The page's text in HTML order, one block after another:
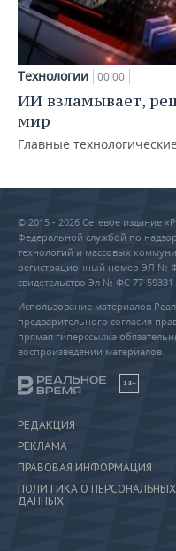
Технологии 00:00
ИИ взламывает,
мир
Главные
© 2015 - 2026 Сетевое издание
Федеральной службой по
технологий и массовых
регистрационный номер ЭЛ №
свидетельство Эл № ФС 77-59331
Использование материалов
предварительного согласия
прямая гиперссылка
воспроизведении материалов.
18+
РЕДАКЦИЯ
РЕКЛАМА
ПРАВОВАЯ ИНФОРМАЦИЯ
ПОЛИТИКА О ПЕРСОНАЛЬНЫХ
ДАННЫХ